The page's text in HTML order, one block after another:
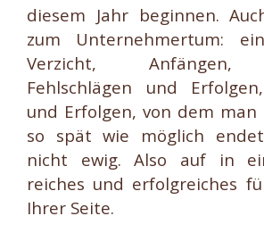
diesem Jahr beginnen.
zum Unternehmertum:
Verzicht, Anfängen,
Fehlschlägen und
und Erfolgen, von dem
so spät wie möglich
nicht ewig. Also auf in
reiches und erfolgreiches
Ihrer Seite.